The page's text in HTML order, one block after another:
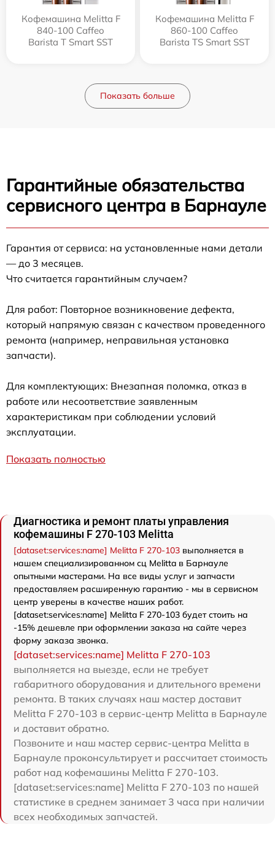
Кофемашина Melitta F
840-100 Caffeo
Barista T Smart SST
Кофемашина Melitta F
860-100 Caffeo
Barista TS Smart SST
Показать больше
Гарантийные обязательства
сервисного центра в Барнауле
Гарантия от сервиса: на установленные нами детали
— до 3 месяцев.
Что считается гарантийным случаем?
Для работ: Повторное возникновение дефекта,
который напрямую связан с качеством проведенного
ремонта (например, неправильная установка
запчасти).
Для комплектующих: Внезапная поломка, отказ в
работе или несоответствие заявленным
характеристикам при соблюдении условий
эксплуатации.
Показать полностью
Диагностика и ремонт платы управления
кофемашины F 270-103 Melitta
[dataset:services:name] Melitta F 270-103 выполняется в
нашем специализированном сц Melitta в Барнауле
опытными мастерами. На все виды услуг и запчасти
предоставляем расширенную гарантию - мы в сервисном
центр уверены в качестве наших работ.
[dataset:services:name] Melitta F 270-103 будет стоить на
-15% дешевле при оформлении заказа на сайте через
форму заказа звонка.
[dataset:services:name] Melitta F 270-103
выполняется на выезде, если не требует
габаритного оборудования и длительного времени
ремонта. В таких случаях наш мастер доставит
Melitta F 270-103 в сервис-центр Melitta в Барнауле
и доставит обратно.
Позвоните и наш мастер сервис-центра Melitta в
Барнауле проконсультирует и рассчитает стоимость
работ над кофемашины Melitta F 270-103.
[dataset:services:name] Melitta F 270-103 по нашей
статистике в среднем занимает 3 часа при наличии
всех необходимых запчастей.